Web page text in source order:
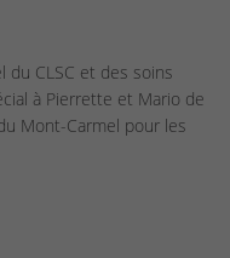
du CLSC et des soins
à Pierrette et Mario de
Mont-Carmel pour les